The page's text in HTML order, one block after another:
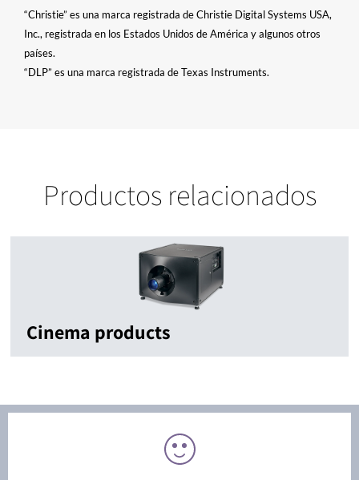
“Christie” es una marca registrada de Christie Digital Systems USA,
Inc., registrada en los Estados Unidos de América y algunos otros
países.
“DLP” es una marca registrada de Texas Instruments.
Productos relacionados
Cinema products